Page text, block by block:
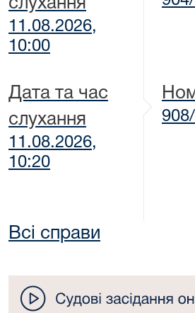
слухання
11.08.2026,
10:00
Дата та час
слухання
11.08.2026,
10:20
Всі справи